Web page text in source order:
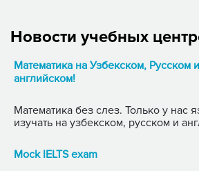
Новости учебных
Математика на Узбекском, Русском и
английском!
Математика без слез. Только у нас
изучать на узбекском, русском и
Mock IELTS exam